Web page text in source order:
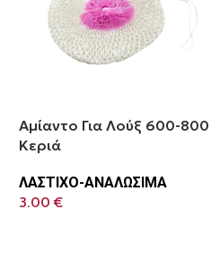
Αμίαντο Για Λούξ 600-800
Κεριά
ΛΑΣΤΙΧΟ-ΑΝΑΛΩΣΙΜΑ
3.00€